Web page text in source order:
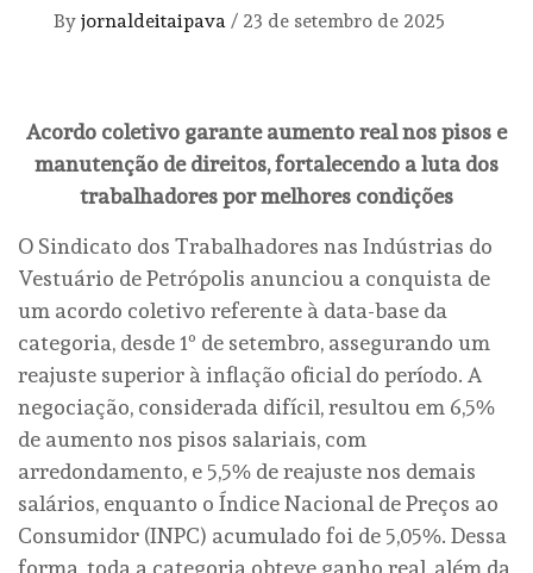
By jornaldeitaipava / 23 de setembro de 2025
Acordo coletivo garante aumento real nos pisos e
manutenção de direitos, fortalecendo a luta dos
trabalhadores por melhores condições
O Sindicato dos Trabalhadores nas Indústrias do
Vestuário de Petrópolis anunciou a conquista de
um acordo coletivo referente à data-base da
categoria, desde 1º de setembro, assegurando um
reajuste superior à inflação oficial do período. A
negociação, considerada difícil, resultou em 6,5%
de aumento nos pisos salariais, com
arredondamento, e 5,5% de reajuste nos demais
salários, enquanto o Índice Nacional de Preços ao
Consumidor (INPC) acumulado foi de 5,05%. Dessa